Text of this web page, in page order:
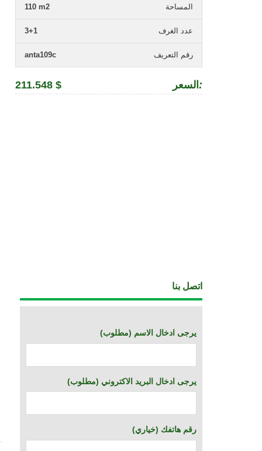
المساحة 110 m2
عدد الغرف 3+1
رقم التعريف anta109c
السعر :
211.548 $
اتصل بنا
(يرجى ادخال الاسم (مطلوب
(يرجى ادخال البريد الاكتروني (مطلوب
(خياري) رقم هاتفك